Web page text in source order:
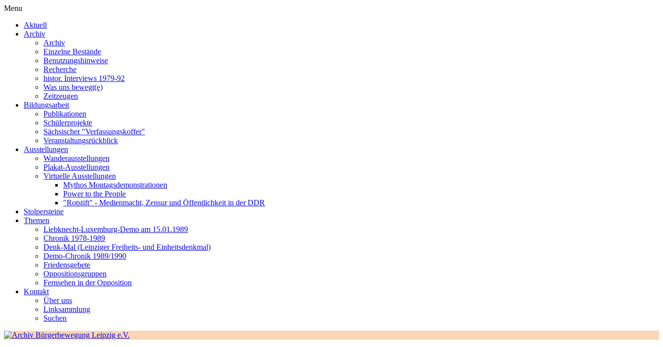
Menu
Aktuell
Archiv
Archiv
Einzelne Bestände
Benutzungshinweise
Recherche
histor. Interviews 1979-92
Was uns bewegt(e)
Zeitzeugen
Bildungsarbeit
Publikationen
Schülerprojekte
Sächsischer "Verfassungskoffer"
Veranstaltungsrückblick
Ausstellungen
Wanderausstellungen
Plakat-Ausstellungen
Virtuelle Ausstellungen
Mythos Montagsdemonstrationen
Power to the People
"Rotstift" - Medienmacht, Zensur und Öffentlichkeit in der DDR
Stolpersteine
Themen
Liebknecht-Luxemburg-Demo am 15.01.1989
Chronik 1978-1989
Denk-Mal (Leipziger Freiheits- und Einheitsdenkmal)
Demo-Chronik 1989/1990
Friedensgebete
Oppositionsgruppen
Fernsehen in der Opposition
Kontakt
Über uns
Linksammlung
Suchen